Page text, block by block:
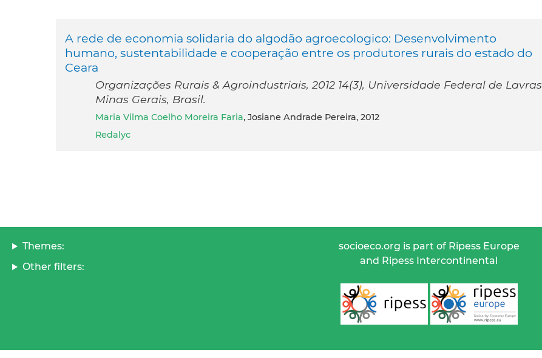
A rede de economia solidaria do algodão agroecologico: Desenvolvimento
humano, sustentabilidade e cooperação entre os produtores rurais do estado do
Ceara
Organizações Rurais & Agroindustriais, 2012 14(3), Universidade Federal de Lavras
Minas Gerais, Brasil.
Maria Vilma Coelho Moreira Faria, Josiane Andrade Pereira, 2012
Redalyc
Themes:
Other filters:
socioeco.org is part of Ripess Europe
and Ripess Intercontinental